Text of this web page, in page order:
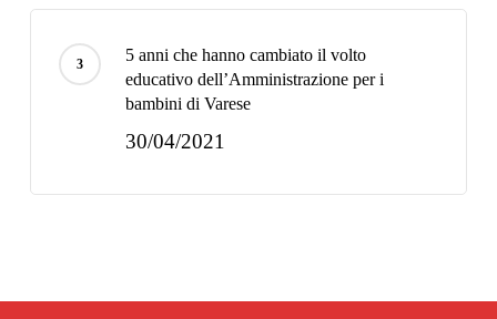
5 anni che hanno cambiato il volto
educativo dell’Amministrazione per i
bambini di Varese
30/04/2021